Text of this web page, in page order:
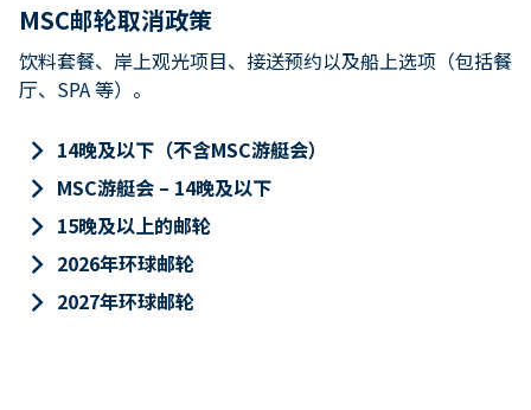
MSC邮轮取消政策
饮料套餐、岸上观光项目、接送预约以及船上选项（包括餐
厅、SPA 等）。
keyboard_arrow_right 14晚及以下（不含MSC游艇会）
keyboard_arrow_right MSC游艇会 – 14晚及以下
keyboard_arrow_right 15晚及以上的邮轮
keyboard_arrow_right 2026年环球邮轮
keyboard_arrow_right 2027年环球邮轮